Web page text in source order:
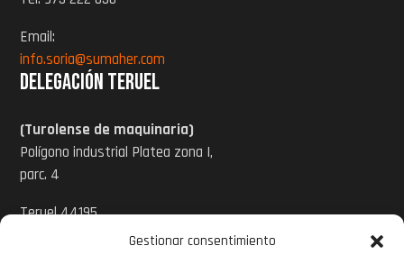
Gestionar consentimiento
Email:
info.soria@sumaher.com
Delegación Teruel
(Turolense de maquinaria)
Polígono industrial Platea zona I,
parc. 4
Teruel 44195